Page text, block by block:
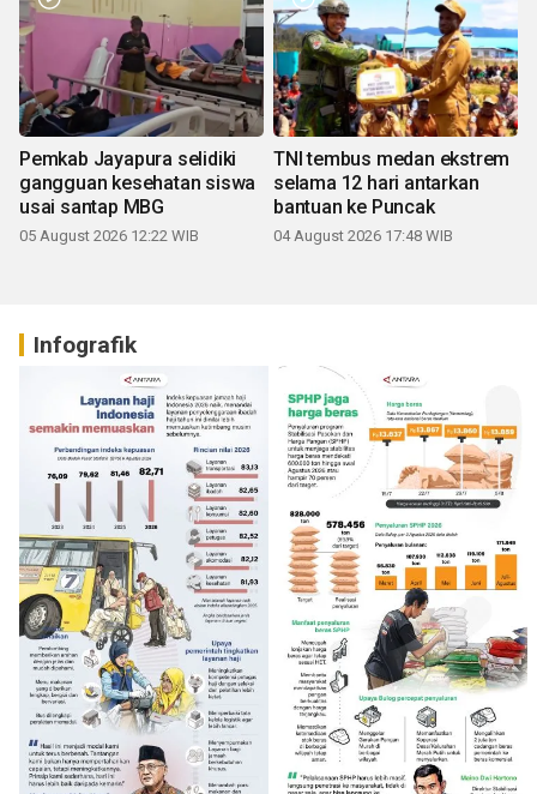
Pemkab Jayapura selidiki
gangguan kesehatan siswa
usai santap MBG
05 August 2026 12:22 WIB
TNI tembus medan ekstrem
selama 12 hari antarkan
bantuan ke Puncak
04 August 2026 17:48 WIB
Infografik